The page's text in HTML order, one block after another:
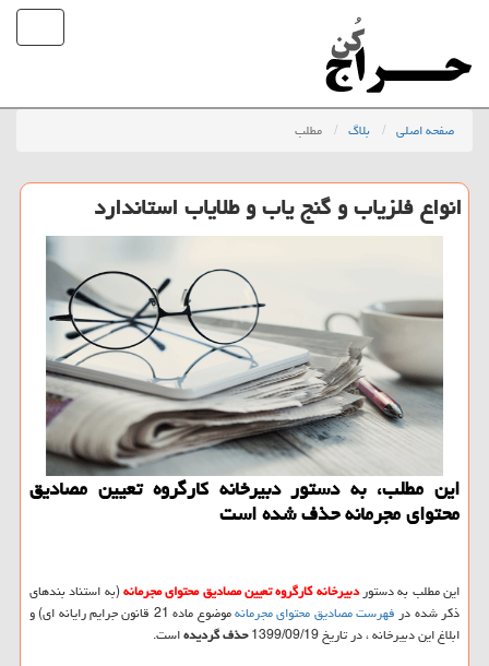
صفحه اصلی بلاگ مطلب
انواع فلزیاب و گنج یاب و طلایاب استاندارد
این مطلب، به دستور دبیرخانه كارگروه تعیین مصادیق
محتوای مجرمانه حذف شده است
این مطلب به دستوردبیرخانه كارگروه تعیین مصادیق محتوای مجرمانه(به استناد بندهای
ذکر شده درفهرست مصادیق محتوای مجرمانه
موضوع ماده 21 قانون جرایم رایانه ای) و
ابلاغ این دبیرخانه ، در تاریخ 1399/09/19
حذف گردیدهاست.